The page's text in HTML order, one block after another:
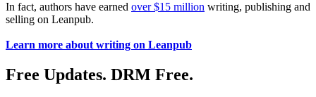
In fact, authors have earned over $15 million writing, publishing and
selling on Leanpub.
Learn more about writing on Leanpub
Free Updates. DRM Free.